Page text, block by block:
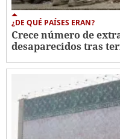
¿DE QUÉ PAÍSES ERAN?
Crece número de
desaparecidos tras